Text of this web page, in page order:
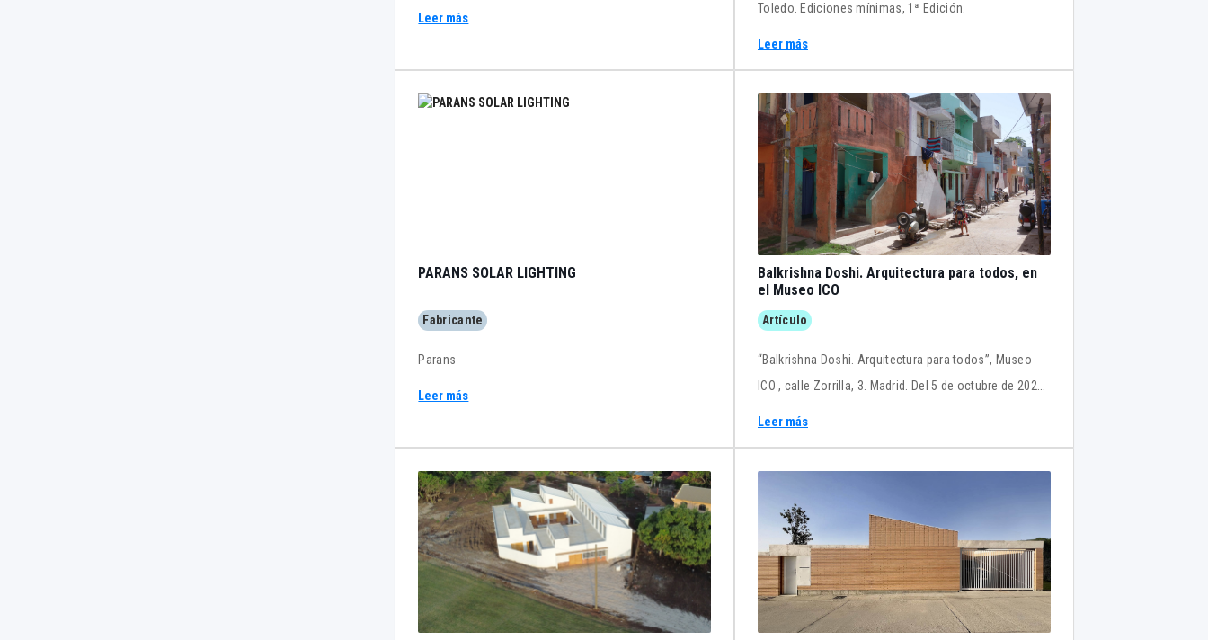
Leer más
Toledo. Ediciones mínimas, 1ª Edición.
Leer más
PARANS SOLAR LIGHTING
Fabricante
Parans
Leer más
Balkrishna Doshi. Arquitectura para todos, en
el Museo ICO
Artículo
“Balkrishna Doshi. Arquitectura para todos”, Museo
ICO , calle Zorrilla, 3. Madrid. Del 5 de octubre de 2023
Leer más